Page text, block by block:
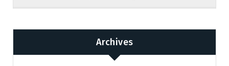
Archives